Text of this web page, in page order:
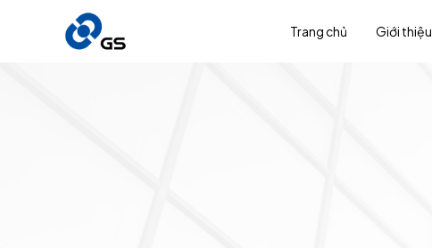
Trang chủ Giới thiệu